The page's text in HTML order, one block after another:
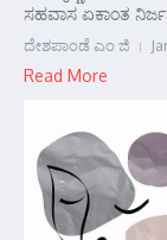
ಸಹವಾಸ ಏಕಾಂತ
ದೇಶಪಾಂಡೆ ಎಂ ಜಿ
Read More